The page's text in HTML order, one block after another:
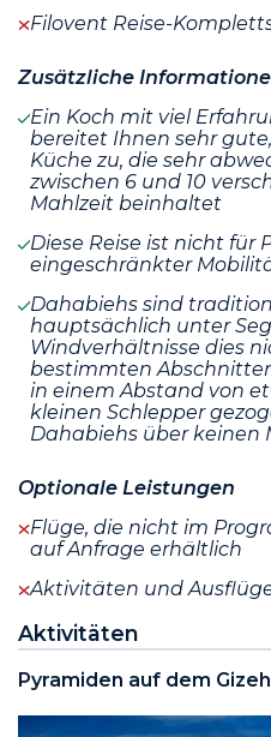
Filovent Reise-
Zusätzliche
Ein Koch mit viel
bereitet Ihnen sehr
Küche zu, die sehr
zwischen 6 und 10
Mahlzeit beinhaltet
Diese Reise ist nicht für
eingeschränkter
Dahabiehs sind
hauptsächlich unter
Windverhältnisse dies
bestimmten
in einem Abstand von
kleinen Schlepper
Dahabiehs über keinen
Optionale Leistungen
Flüge, die nicht im
auf Anfrage erhältlich
Aktivitäten und
Aktivitäten
Pyramiden auf dem